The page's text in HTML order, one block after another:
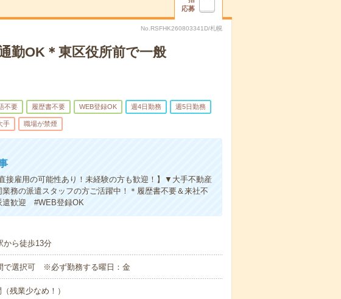
応募
No.RSFHK260803341D/札幌
勤OK＊東区役所前で一般
不要 履歴書不要 WEB登録OK 週4日勤務 週5日勤務
手 職場が禁煙
接雇用の可能性あり！未経験の方も歓迎！】▼大手不動産
務の派遣スタッフの方ご活躍中！＊履歴書不要＆来社不
遣歓迎 #WEB登録OK
から徒歩13分
で選択可 ※必ず勤務する曜日：金
残業少なめ！）